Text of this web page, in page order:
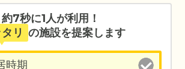
約7秒に1人が利用！
リ の施設を提案します